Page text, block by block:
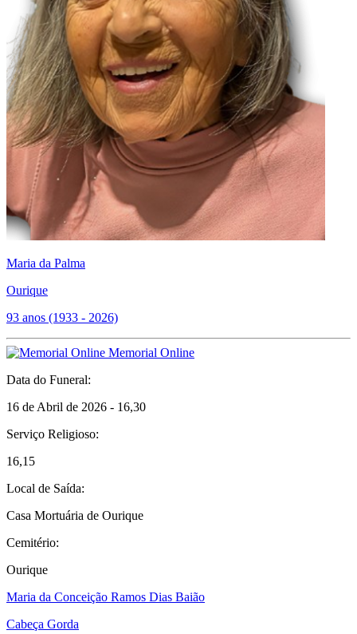
Maria da Palma
Ourique
93 anos (1933 - 2026)
Memorial Online
Data do Funeral:
16 de Abril de 2026 - 16,30
Serviço Religioso:
16,15
Local de Saída:
Casa Mortuária de Ourique
Cemitério:
Ourique
Maria da Conceição Ramos Dias Baião
Cabeça Gorda